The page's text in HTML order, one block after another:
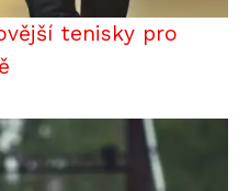
tenisky pro